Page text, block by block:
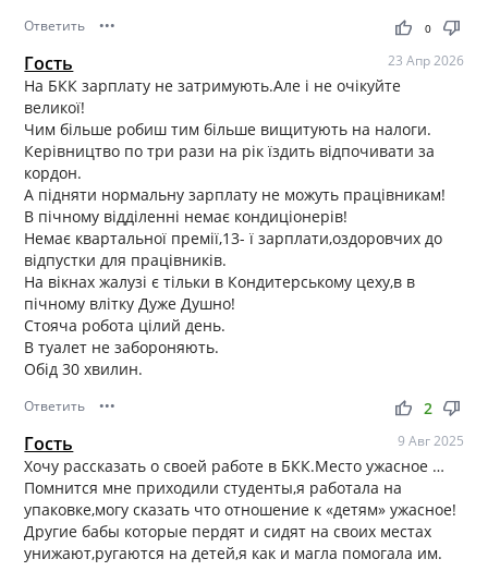
Ответить ••• thumb_up thumb_down
0
Гость 23 Апр 2026
На БКК зарплату не затримують.Але і не очікуйте
великої!
Чим більше робиш тим більше вищитують на налоги.
Керівництво по три рази на рік їздить відпочивати за
кордон.
А підняти нормальну зарплату не можуть працівникам!
В пічному відділенні немає кондиціонерів!
Немає квартальної премії,13- ї зарплати,оздоровчих до
відпустки для працівників.
На вікнах жалузі є тільки в Кондитерському цеху,в в
пічному влітку Дуже Душно!
Стояча робота цілий день.
В туалет не забороняють.
Обід 30 хвилин.
Ответить ••• thumb_up thumb_down
2
Гость 9 Авг 2025
Хочу рассказать о своей работе в БКК.Место ужасное …
Помнится мне приходили студенты,я работала на
упаковке,могу сказать что отношение к «детям» ужасное!
Другие бабы которые пердят и сидят на своих местах
унижают,ругаются на детей,я как и магла помогала им.